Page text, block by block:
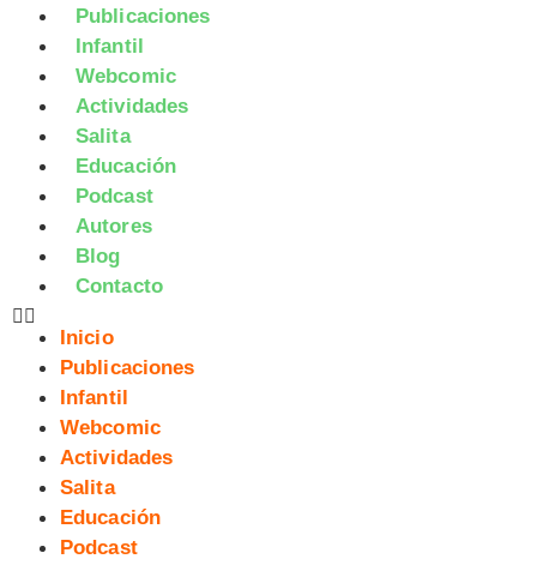
Publicaciones
Infantil
Webcomic
Actividades
Salita
Educación
Podcast
Autores
Blog
Contacto
Inicio
Publicaciones
Infantil
Webcomic
Actividades
Salita
Educación
Podcast